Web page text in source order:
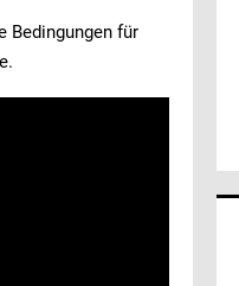
Bedingungen für